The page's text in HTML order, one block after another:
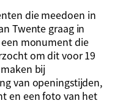
die meedoen in
Twente graag in
monument die
om dit voor 19
bij
van openingstijden,
en een foto van het